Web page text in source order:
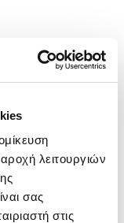
λειτουργιών
σας
στις